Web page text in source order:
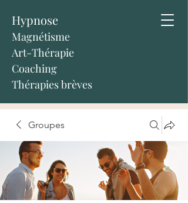
Hypnose
Magnétisme
Art-Thérapie
Coaching
Thérapies brèves
Groupes